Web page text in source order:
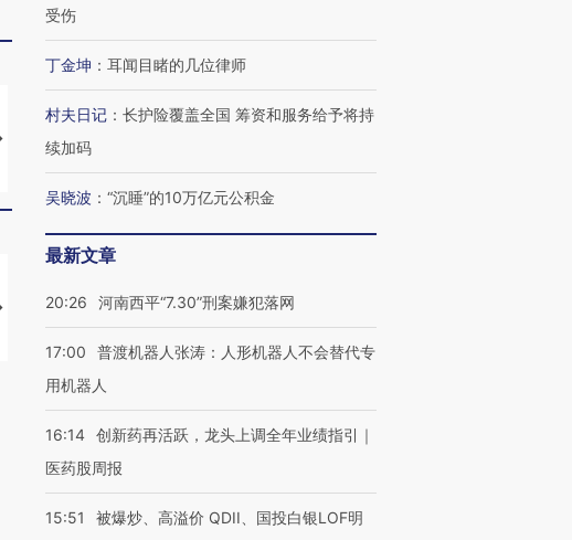
视线｜“入侵”还是“人道危
机”？难民潮撕裂西班牙
【推广】走进第四届链博
会，让数智科技“链”接产
【特别呈现】寻找100种
有意思的生活方式·第三对
CFO：不靠规模取胜，华
住三大增长引擎是什么？
受伤
丁金坤 ： 耳闻目睹的几位律师
村夫日记 ： 长护险覆盖全国 筹资和服务给予将持
续加码
吴晓波 ： “沉睡”的10万亿元公积金
最新文章
20:26 河南西平“7.30”刑案嫌犯落网
17:00
普渡机器人张涛：人形机器人不会替代专
用机器人
16:14 创新药再活跃，龙头上调全年业绩指引｜
医药股周报
15:51
被爆炒、高溢价 QDII、国投白银LOF明